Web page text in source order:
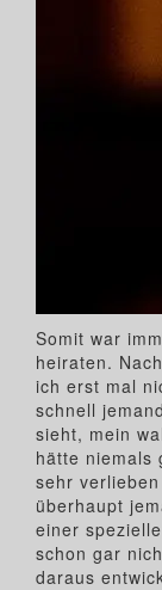
Somit war
heiraten.
ich erst mal
schnell
sieht, mein
hätte niemals
sehr
überhaupt
einer
schon gar
daraus